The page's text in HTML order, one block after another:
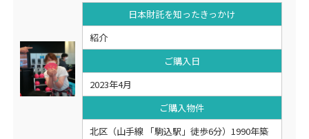
日本財託を知ったきっかけ
紹介
ご購入日
2023年4月
ご購入物件
北区（山手線 「駒込駅」徒歩6分）1990年築